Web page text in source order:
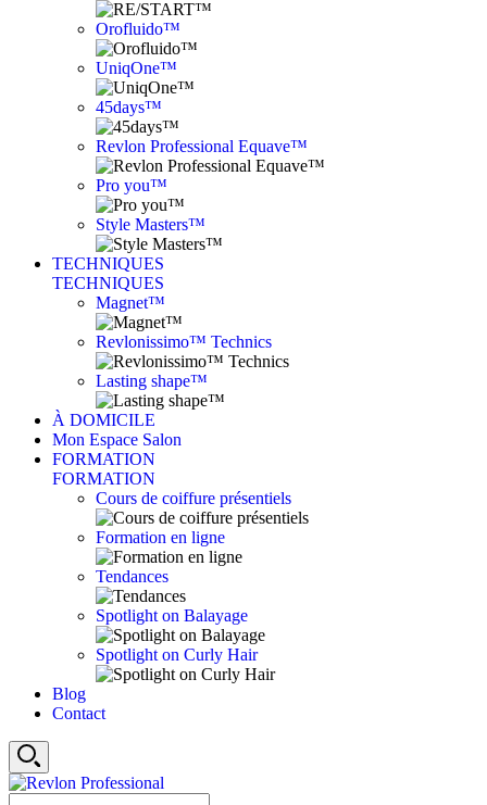
Orofluido™
UniqOne™
45days™
Revlon Professional Equave™
Pro you™
Style Masters™
TECHNIQUES
TECHNIQUES
Magnet™
Revlonissimo™ Technics
Lasting shape™
À DOMICILE
Mon Espace Salon
FORMATION
FORMATION
Cours de coiffure présentiels
Formation en ligne
Tendances
Spotlight on Balayage
Spotlight on Curly Hair
Blog
Contact